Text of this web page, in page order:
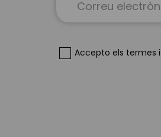
Accepto els termes